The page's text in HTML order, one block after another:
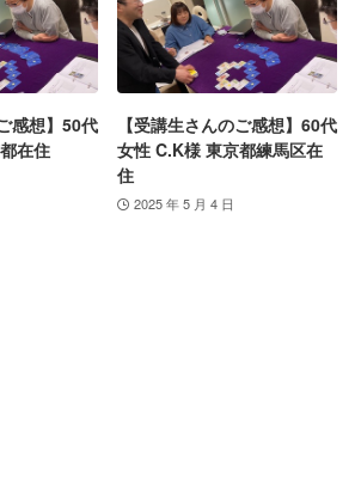
感想】50代
在住
【受講生さんのご感想】60代
女性 C.K様 東京都練馬区在
住
2025 年 5 月 4 日